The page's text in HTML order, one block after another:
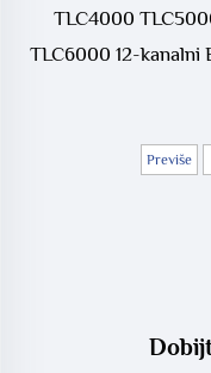
TLC4000
TLC6000 12-kanalni
Previše